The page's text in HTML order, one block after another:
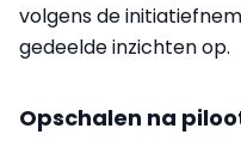
volgens de
gedeelde inzichten op.
Opschalen na